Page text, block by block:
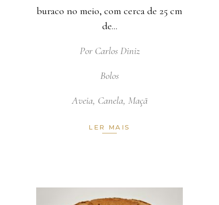
buraco no meio, com cerca de 25 cm
de
Por Carlos Diniz
Bolos
Aveia, Canela, Maçã
LER MAIS